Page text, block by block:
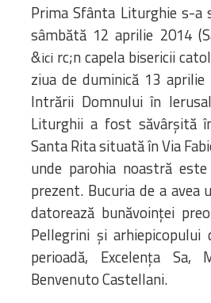
Prima Sfânta Liturghie s-a
sâmbătă 12 aprilie 2014
&ici rc;n capela bisericii
ziua de duminică 13
Intrării Domnului în
Liturghii a fost săvârșită
Santa Rita situată în Via
unde parohia noastră
prezent. Bucuria de a avea
datorează bunăvoinței
Pellegrini și arhiepicopului
perioadă, Excelența Sa,
Benvenuto Castellani.